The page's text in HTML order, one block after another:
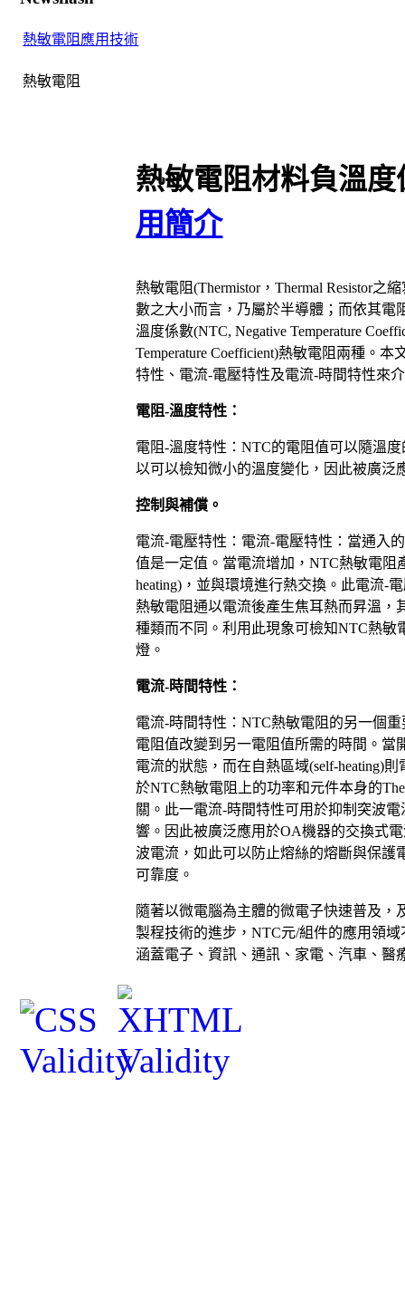
熱敏電阻應用技術
熱敏電阻
熱敏電阻材料負溫度
用簡介
熱敏電阻(Thermistor，Thermal Resistor之縮
數之大小而言，乃屬於半導體；而依其電
溫度係數(NTC, Negative Temperature
Temperature Coefficient)熱敏電阻兩種。本
特性、電流-電壓特性及電流-時間特性來
電阻-溫度特性：
電阻-溫度特性：NTC的電阻值可以隨溫
以可以檢知微小的溫度變化，因此被廣泛
控制與補償。
電流-電壓特性：電流-電壓特性：當通入
值是一定值。當電流增加，NTC熱敏電阻
heating) ，並與環境進行熱交換。此電流-
熱敏電阻通以電流後產生焦耳熱而昇溫
種類而不同。利用此現象可檢知NTC熱敏
燈。
電流-時間特性：
電流-時間特性：NTC熱敏電阻的另一個
電阻值改變到另一電阻值所需的時間。當
電流的狀態，而在自熱區域(self-heating)則
於NTC熱敏電阻上的功率和元件本身的
關。此一電流-時間特性可用於抑制突波
響。因此被廣泛應用於OA機器的交換式
波電流，如此可以防止熔絲的熔斷與保護
可靠度。
隨著以微電腦為主體的微電子快速普及
製程技術的進步，NTC元/組件的應用領
涵蓋電子、資訊、通訊、家電、汽車、醫